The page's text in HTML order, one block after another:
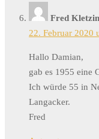
Fred Kletzin
22. Februar 2020
Hallo Damian,
gab es 1955 eine
Ich würde 55 in
Langacker.
Fred